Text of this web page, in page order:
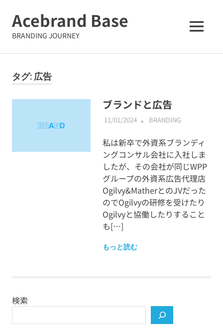
ツ
Acebrand Base
BRANDING JOURNEY MENU
タグ: 広告
ブランドと広告
11/01/2024 ABMALLYTG24
BRANDING
私は新卒で外資系ブランディ
ングコンサル会社に入社しま
したが、その会社が同じWPP
グループの外資系広告代理店
Ogilvy&MatherとのJVだった
のでOgilvyの研修を受けたり
Ogilvyと協働したりすること
も[…]
もっと読む
検索